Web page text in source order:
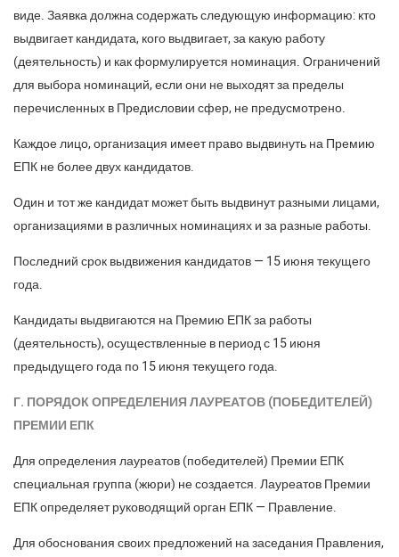
виде. Заявка должна содержать следующую информацию: кто
выдвигает кандидата, кого выдвигает, за какую работу
(деятельность) и как формулируется номинация. Ограничений
для выбора номинаций, если они не выходят за пределы
перечисленных в Предисловии сфер, не предусмотрено.
Каждое лицо, организация имеет право выдвинуть на Премию
ЕПК не более двух кандидатов.
Один и тот же кандидат может быть выдвинут разными лицами,
организациями в различных номинациях и за разные работы.
Последний срок выдвижения кандидатов — 15 июня текущего
года.
Кандидаты выдвигаются на Премию ЕПК за работы
(деятельность), осуществленные в период с 15 июня
предыдущего года по 15 июня текущего года.
Г. ПОРЯДОК ОПРЕДЕЛЕНИЯ ЛАУРЕАТОВ (ПОБЕДИТЕЛЕЙ)
ПРЕМИИ ЕПК
Для определения лауреатов (победителей) Премии ЕПК
специальная группа (жюри) не создается. Лауреатов Премии
ЕПК определяет руководящий орган ЕПК — Правление.
Для обоснования своих предложений на заседания Правления,